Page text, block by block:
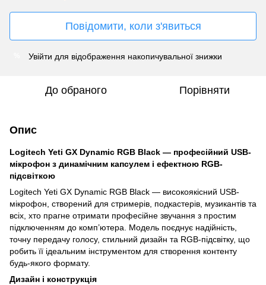
Повідомити, коли з'явиться
Увійти для відображення накопичувальної знижки
До обраного Порівняти
Опис
Logitech Yeti GX Dynamic RGB Black — професійний USB-
мікрофон з динамічним капсулем і ефектною RGB-
підсвіткою
Logitech Yeti GX Dynamic RGB Black — високоякісний USB-
мікрофон, створений для стримерів, подкастерів, музикантів та
всіх, хто прагне отримати професійне звучання з простим
підключенням до комп’ютера. Модель поєднує надійність,
точну передачу голосу, стильний дизайн та RGB-підсвітку, що
робить її ідеальним інструментом для створення контенту
будь-якого формату.
Дизайн і конструкція